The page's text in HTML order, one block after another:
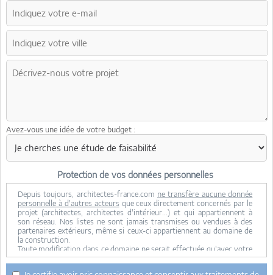
Avez-vous une idée de votre budget :
Protection de vos données personnelles
Depuis toujours, architectes-france.com ne transfère aucune donnée
personnelle à d'autres acteurs que ceux directement concernés par le
projet (architectes, architectes d'intérieur...) et qui appartiennent à
son réseau. Nos listes ne sont jamais transmises ou vendues à des
partenaires extérieurs, même si ceux-ci appartiennent au domaine de
la construction.
Toute modification dans ce domaine ne serait effectuée qu'avec votre
consentement.
Je consens à ce que mes données personnelles soient collectées pour